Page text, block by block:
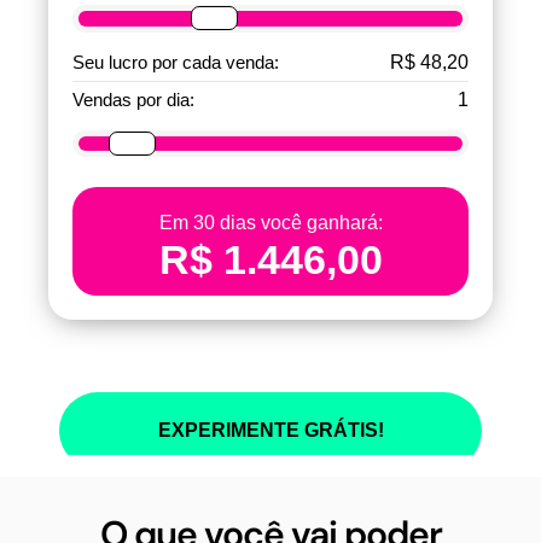
O que você vai poder